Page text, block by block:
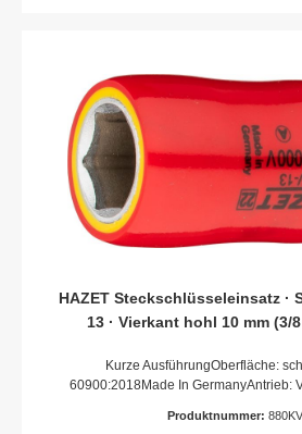
HAZET Steckschlüsseleinsatz ·
13 · Vierkant hohl 10 mm (3/
Kurze AusführungOberfläche:
60900:2018Made In GermanyAntrieb:
TractionsprofilSchlüsselweite: 13
Produktnummer: